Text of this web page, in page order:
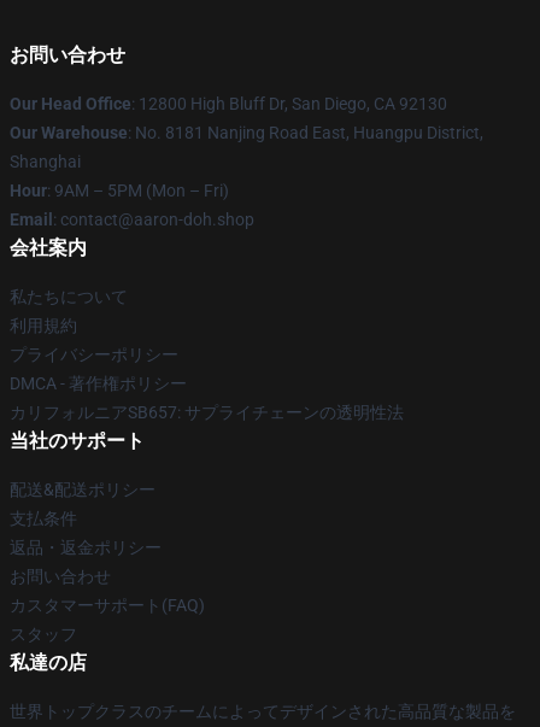
お問い合わせ
Our Head Office: 12800 High Bluff Dr, San Diego, CA 92130
Our Warehouse: No. 8181 Nanjing Road East, Huangpu District,
Shanghai
Hour: 9AM – 5PM (Mon – Fri)
Email : contact@aaron-doh.shop
会社案内
私たちについて
利用規約
プライバシーポリシー
DMCA - 著作権ポリシー
カリフォルニアSB657: サプライチェーンの透明性法
当社のサポート
配送&配送ポリシー
支払条件
返品・返金ポリシー
お問い合わせ
カスタマーサポート(FAQ)
スタッフ
私達の店
世界トップクラスのチームによってデザインされた高品質な製品を